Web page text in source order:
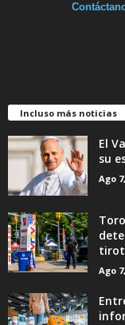
Incluso más noticias
El
su
Ago
Ago